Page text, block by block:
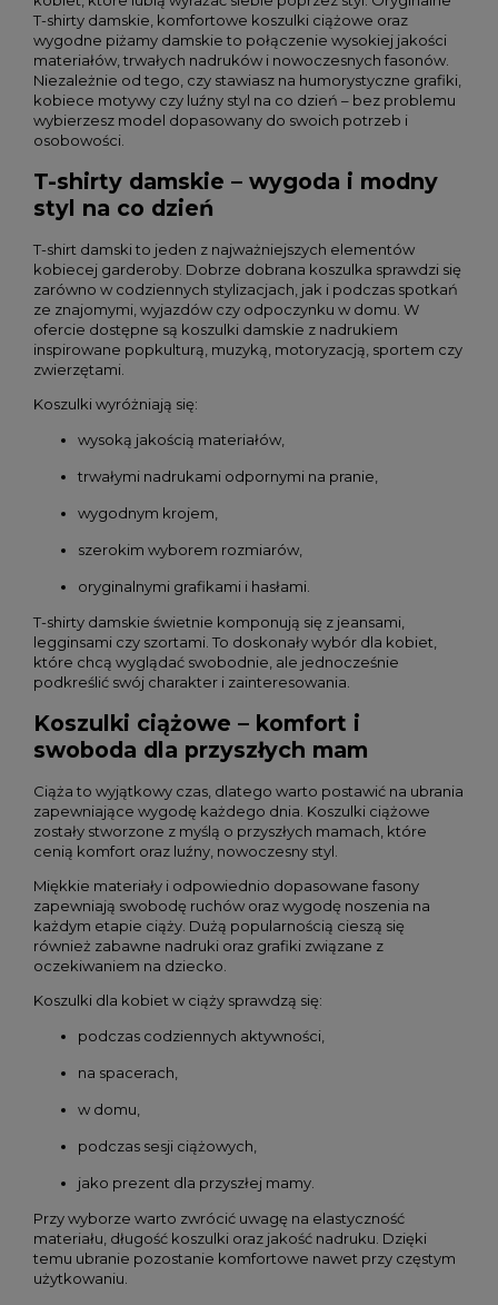
T-shirty damskie, komfortowe koszulki ciążowe oraz
wygodne piżamy damskie to połączenie wysokiej jakości
materiałów, trwałych nadruków i nowoczesnych fasonów.
Niezależnie od tego, czy stawiasz na humorystyczne grafiki,
kobiece motywy czy luźny styl na co dzień – bez problemu
wybierzesz model dopasowany do swoich potrzeb i
osobowości.
T-shirty damskie – wygoda i modny
styl na co dzień
T-shirt damski to jeden z najważniejszych elementów
kobiecej garderoby. Dobrze dobrana koszulka sprawdzi się
zarówno w codziennych stylizacjach, jak i podczas spotkań
ze znajomymi, wyjazdów czy odpoczynku w domu. W
ofercie dostępne są koszulki damskie z nadrukiem
inspirowane popkulturą, muzyką, motoryzacją, sportem czy
zwierzętami.
Koszulki wyróżniają się:
wysoką jakością materiałów,
trwałymi nadrukami odpornymi na pranie,
wygodnym krojem,
szerokim wyborem rozmiarów,
oryginalnymi grafikami i hasłami.
T-shirty damskie świetnie komponują się z jeansami,
legginsami czy szortami. To doskonały wybór dla kobiet,
które chcą wyglądać swobodnie, ale jednocześnie
podkreślić swój charakter i zainteresowania.
Koszulki ciążowe – komfort i
swoboda dla przyszłych mam
Ciąża to wyjątkowy czas, dlatego warto postawić na ubrania
zapewniające wygodę każdego dnia. Koszulki ciążowe
zostały stworzone z myślą o przyszłych mamach, które
cenią komfort oraz luźny, nowoczesny styl.
Miękkie materiały i odpowiednio dopasowane fasony
zapewniają swobodę ruchów oraz wygodę noszenia na
każdym etapie ciąży. Dużą popularnością cieszą się
również zabawne nadruki oraz grafiki związane z
oczekiwaniem na dziecko.
Koszulki dla kobiet w ciąży sprawdzą się:
podczas codziennych aktywności,
na spacerach,
w domu,
podczas sesji ciążowych,
jako prezent dla przyszłej mamy.
Przy wyborze warto zwrócić uwagę na elastyczność
materiału, długość koszulki oraz jakość nadruku. Dzięki
temu ubranie pozostanie komfortowe nawet przy częstym
użytkowaniu.